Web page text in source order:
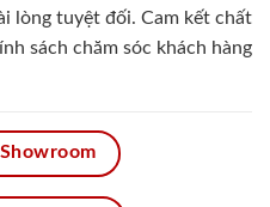
lòng tuyệt đối. Cam kết chất
sách chăm sóc khách hàng